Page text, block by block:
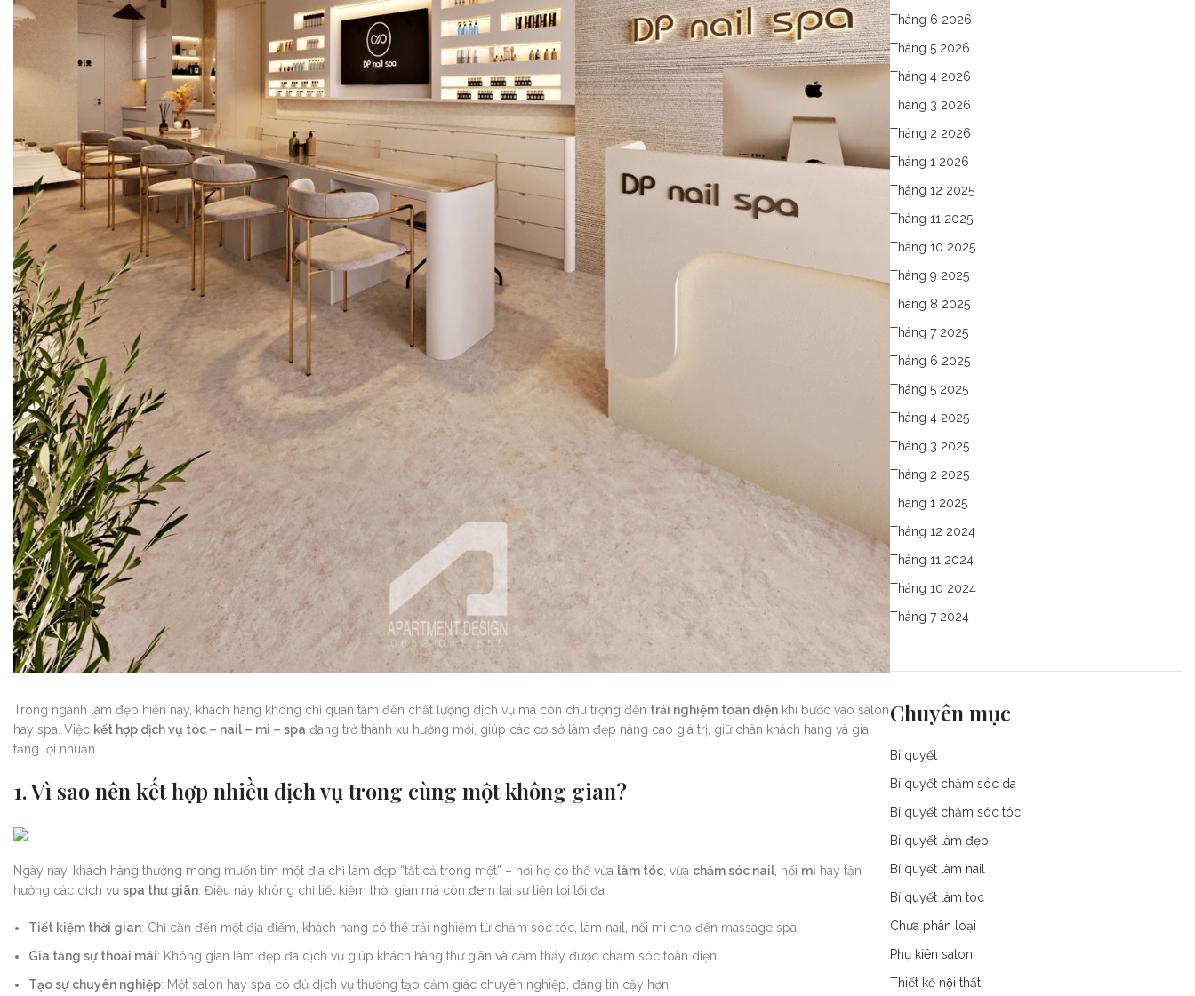
Trong ngành làm đẹp hiện nay, khách hàng không chỉ quan tâm đến chất lượng dịch vụ mà còn chú trọng đến trải nghiệm toàn diện khi bước vào salon
hay spa. Việc kết hợp dịch vụ tóc – nail – mi – spa đang trở thành xu hướng mới, giúp các cơ sở làm đẹp nâng cao giá trị, giữ chân khách hàng và gia
tăng lợi nhuận.
1. Vì sao nên kết hợp nhiều dịch vụ trong cùng một không gian?
Ngày nay, khách hàng thường mong muốn tìm một địa chỉ làm đẹp “tất cả trong một” – nơi họ có thể vừa làm tóc , vừa chăm sóc nail , nối mi hay tận
hưởng các dịch vụ spa thư giãn . Điều này không chỉ tiết kiệm thời gian mà còn đem lại sự tiện lợi tối đa.
Tiết kiệm thời gian: Chỉ cần đến một địa điểm, khách hàng có thể trải nghiệm từ chăm sóc tóc, làm nail, nối mi cho đến massage spa.
Gia tăng sự thoải mái: Không gian làm đẹp đa dịch vụ giúp khách hàng thư giãn và cảm thấy được chăm sóc toàn diện.
Tạo sự chuyên nghiệp: Một salon hay spa có đủ dịch vụ thường tạo cảm giác chuyên nghiệp, đáng tin cậy hơn.
Tháng 6 2026
Tháng 5 2026
Tháng 4 2026
Tháng 3 2026
Tháng 2 2026
Tháng 1 2026
Tháng 12 2025
Tháng 11 2025
Tháng 10 2025
Tháng 9 2025
Tháng 8 2025
Tháng 7 2025
Tháng 6 2025
Tháng 5 2025
Tháng 4 2025
Tháng 3 2025
Tháng 2 2025
Tháng 1 2025
Tháng 12 2024
Tháng 11 2024
Tháng 10 2024
Tháng 7 2024
Chuyên mục
Bí quyết
Bí quyết chăm sóc da
Bí quyết chăm sóc tóc
Bí quyết làm đẹp
Bí quyết làm nail
Bí quyết làm tóc
Chưa phân loại
Phụ kiên salon
Thiết kế nội thất